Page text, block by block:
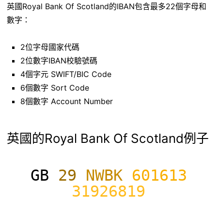
英國Royal Bank Of Scotland的IBAN包含最多22個字母和
數字：
2位字母國家代碼
2位數字IBAN校驗號碼
4個字元 SWIFT/BIC Code
6個數字 Sort Code
8個數字 Account Number
英國的Royal Bank Of Scotland例子
GB 29 NWBK 601613
31926819